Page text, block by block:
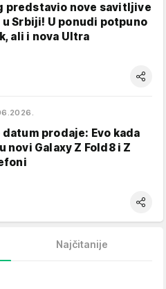
predstavio nove savitljive
Srbiji! U ponudi potpuno
ali i nova Ultra
prodaje: Evo kada
novi Galaxy Z Fold8 i Z
Najčitanije